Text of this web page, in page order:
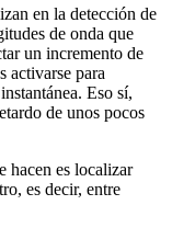
en la detección de
de onda que
un incremento de
activarse para
Eso sí,
de unos pocos
hacen es localizar
es decir, entre